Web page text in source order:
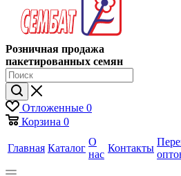
Розничная продажа
пакетированных семян
Отложенные 0
Корзина 0
Главная Каталог
О
нас
Контакты